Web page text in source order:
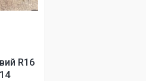
R16